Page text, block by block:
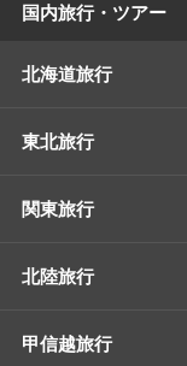
国内旅行・ツアー
北海道旅行
東北旅行
関東旅行
北陸旅行
甲信越旅行